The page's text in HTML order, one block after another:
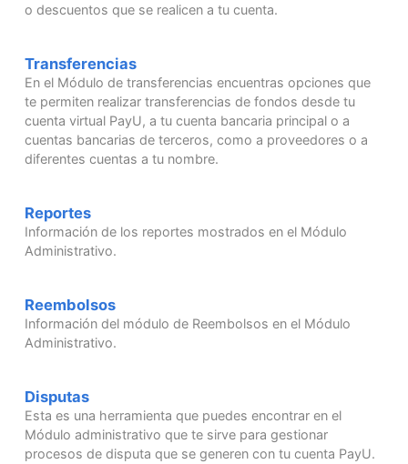
o descuentos que se realicen a tu cuenta.
Transferencias
En el Módulo de transferencias encuentras opciones que
te permiten realizar transferencias de fondos desde tu
cuenta virtual PayU, a tu cuenta bancaria principal o a
cuentas bancarias de terceros, como a proveedores o a
diferentes cuentas a tu nombre.
Reportes
Información de los reportes mostrados en el Módulo
Administrativo.
Reembolsos
Información del módulo de Reembolsos en el Módulo
Administrativo.
Disputas
Esta es una herramienta que puedes encontrar en el
Módulo administrativo que te sirve para gestionar
procesos de disputa que se generen con tu cuenta PayU.